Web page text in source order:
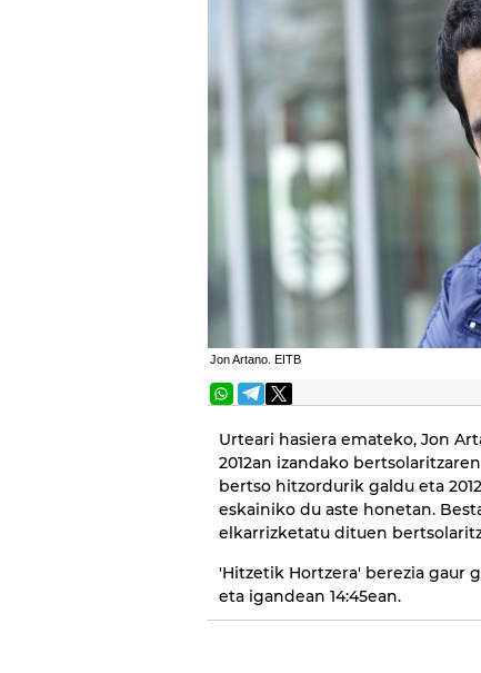
Jon Artano. EITB
Urteari hasiera emateko, Jon
2012an izandako
bertso hitzordurik galdu eta
eskainiko du aste honetan.
elkarrizketatu dituen
'Hitzetik Hortzera' berezia gaur
eta igandean 14:45ean.